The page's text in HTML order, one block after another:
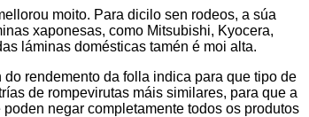
moito. Para dicilo sen rodeos, a súa
xaponesas, como Mitsubishi, Kyocera,
láminas domésticas tamén é moi alta.
rendemento da folla indica para que tipo de
de rompevirutas máis similares, para que a
negar completamente todos os produtos